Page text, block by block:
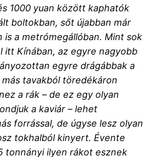
1000 yuan között kaphatók
boltokban, sőt újabban már
is a metrómegállóban. Mint sok
itt Kínában, az egyre nagyobb
egyre drágábbak a
tavakból töredékáron
a rák – de ez egy olyan
a kaviár – lehet
forrással, de úgyse lesz olyan
tokhalból kinyert. Évente
tonnányi ilyen rákot esznek